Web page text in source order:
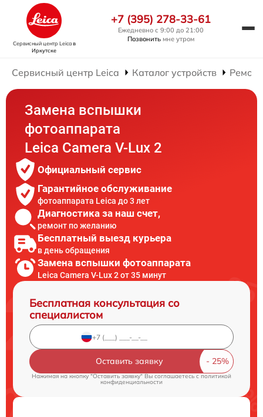
Сервисный центр Leicaв
Иркутске
+7 (395) 278-33-61
Ежедневно с 9:00 до 21:00
Позвонить мне утром
Сервисный центр Leica Каталог устройств
Замена вспышки
фотоаппарата
Leica Camera V-Lux 2
Официальный сервис
Гарантийное обслуживание
фотоаппарата Leica до 3 лет
Диагностика за наш счет,
ремонт по желанию
Бесплатный выезд курьера
в день обращения
Замена вспышки фотоаппарата
Leica Camera V-Lux 2 от 35 минут
Бесплатная консультация со
специалистом
Оставить заявку
Нажимая на кнопку "Оставить заявку" Вы соглашаетесь cполитикой
конфиденциальности